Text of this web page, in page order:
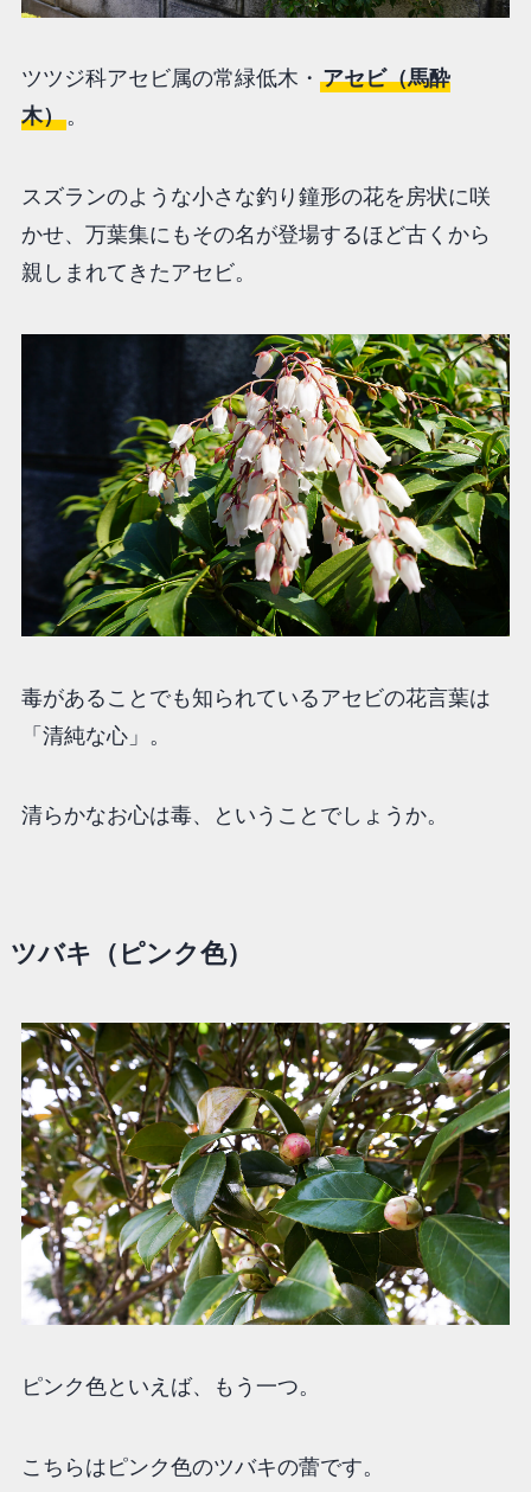
ツツジ科アセビ属の常緑低木・ アセビ（馬酔
木）。
スズランのような小さな釣り鐘形の花を房状に咲
かせ、万葉集にもその名が登場するほど古くから
親しまれてきたアセビ。
毒があることでも知られているアセビの花言葉は
「清純な心」。
清らかなお心は毒、ということでしょうか。
ツバキ（ピンク色）
ピンク色といえば、もう一つ。
こちらはピンク色のツバキの蕾です。